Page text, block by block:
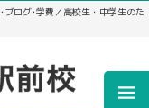
ログ･学費／高校生・中学生のた